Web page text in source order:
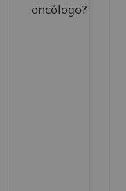
oncólogo?